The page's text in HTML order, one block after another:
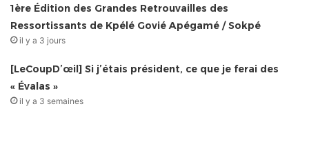
1ère Édition des Grandes Retrouvailles des
Ressortissants de Kpélé Govié Apégamé / Sokpé
il y a 3 jours
[LeCoupD’œil] Si j’étais président, ce que je ferai des
« Évalas »
il y a 3 semaines